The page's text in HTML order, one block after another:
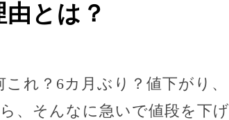
とは？
れ？6カ月ぶり？値下がり、
、そんなに急いで値段を下げ